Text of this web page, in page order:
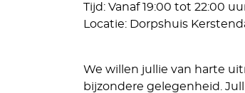
Tijd: Vanaf 19:00 tot 22:00
Locatie: Dorpshuis
We willen jullie van harte
bijzondere gelegenheid.